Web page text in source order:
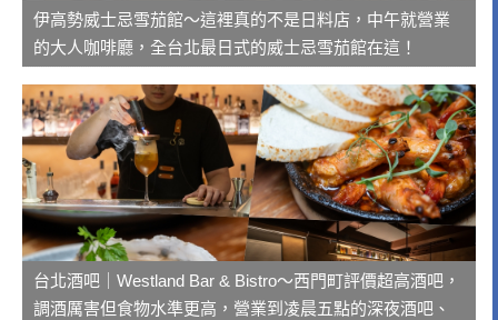
伊高勢威士忌雪茄館～這裡真的不是日料店，中午就營業
的大人咖啡廳，全台北最日式的威士忌雪茄館在這！
台北酒吧｜Westland Bar & Bistro～西門町評價超高酒吧，
調酒厲害但食物水準更高，營業到凌晨五點的深夜酒吧、